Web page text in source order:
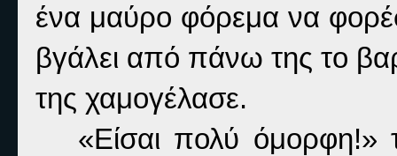
ένα μαύρο φόρεμα να
βγάλει από πάνω της το
της χαμογέλασε.
«Είσαι πολύ όμορφη!»